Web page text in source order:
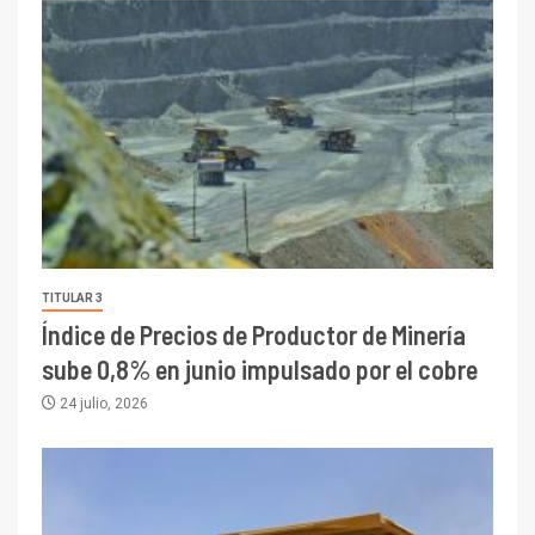
TITULAR 3
Índice de Precios de Productor de Minería
sube 0,8% en junio impulsado por el cobre
24 julio, 2026